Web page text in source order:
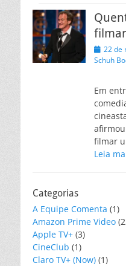
Posted
on
22 de
Schuh
Em
filmar
Leia
Categorias
A Equipe Comenta (1)
Amazon Prime Video
Apple TV+ (3)
CineClub (1)
Claro TV+ (Now) (1)